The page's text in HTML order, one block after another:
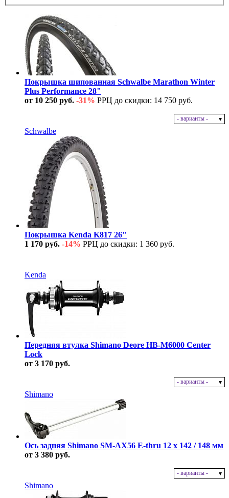
Покрышка шипованная Schwalbe Marathon Winter
Plus Performance 28"
от 10 250 руб. -31% РРЦ до скидки: 14 750 руб.
- варианты -
Schwalbe
Покрышка Kenda K817 26"
1 170 руб. -14% РРЦ до скидки: 1 360 руб.
Kenda
Передняя втулка Shimano Deore HB-M6000 Center
Lock
от 3 170 руб.
- варианты -
Shimano
Ось задняя Shimano SM-AX56 E-thru 12 x 142 / 148 мм
от 3 380 руб.
- варианты -
Shimano